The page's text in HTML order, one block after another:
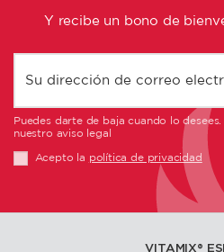
Y recibe un bono de
Puedes darte de baja cuando lo
nuestro aviso legal
Acepto la política de privacidad
VITAMIX®️